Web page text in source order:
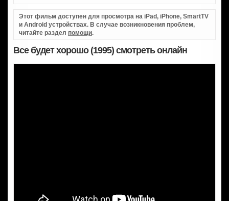
Этот фильм доступен для просмотра на iPad, iPhone, SmartTV
и Android устройствах. В случае возникновения проблем,
читайте раздел помощи.
Все будет хорошо (1995) смотреть онлайн